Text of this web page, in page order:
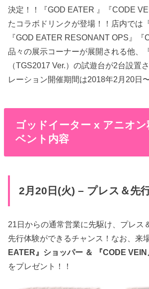
決定！！『GOD EATER 』『CODE
たコラボドリンクが登場！！店内では
『GOD EATER RESONANT OPS』『
品々の展示コーナーが展開される他、
（TGS2017 Ver.）の試遊台が2台設置
レーション開催期間は2018年2月20日
ゴッドイーター x アニオン
ベント内容
2月20日(火) – プレス＆先
21日からの通常営業に先駆け、プレス
先行体験ができるチャンス！なお、来
EATER』ショッパー ＆ 『CODE
をプレゼント！！